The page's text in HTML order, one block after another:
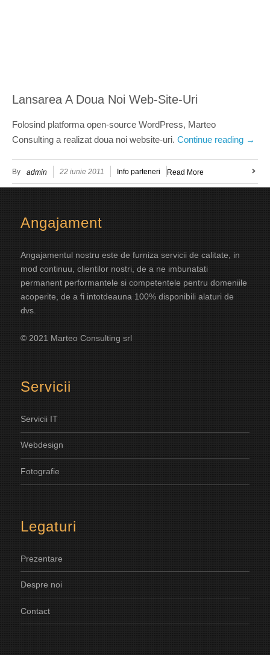
Lansarea A Doua Noi Web-Site-Uri
Folosind platforma open-source WordPress, Marteo
Consulting a realizat doua noi website-uri. Continue reading →
By admin 22 iunie 2011 Info parteneri Read More
Angajament
Angajamentul nostru este de furniza servicii de calitate, in
mod continuu, clientilor nostri, de a ne imbunatati
permanent performantele si competentele pentru domeniile
acoperite, de a fi intotdeauna 100% disponibili alaturi de
dvs.
© 2021 Marteo Consulting srl
Servicii
Servicii IT
Webdesign
Fotografie
Legaturi
Prezentare
Despre noi
Contact